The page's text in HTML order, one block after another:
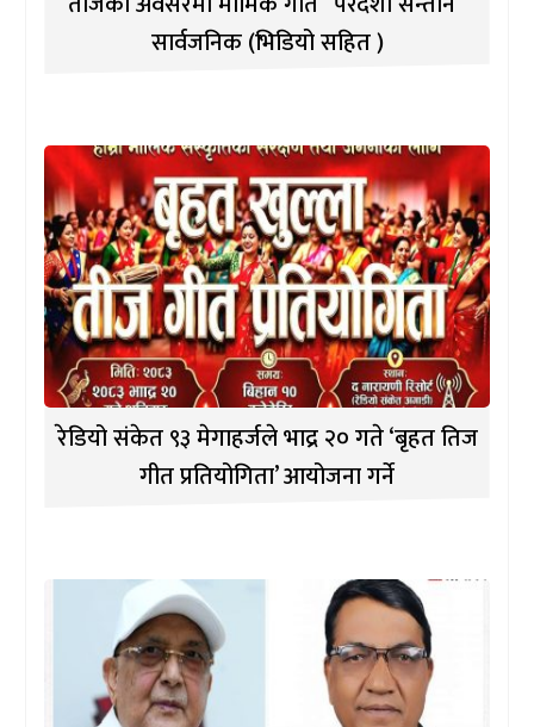
सार्वजनिक (भिडियो सहित )
रेडियो संकेत ९३ मेगाहर्जले भाद्र २० गते ‘बृहत तिज
गीत प्रतियोगिता’ आयोजना गर्ने